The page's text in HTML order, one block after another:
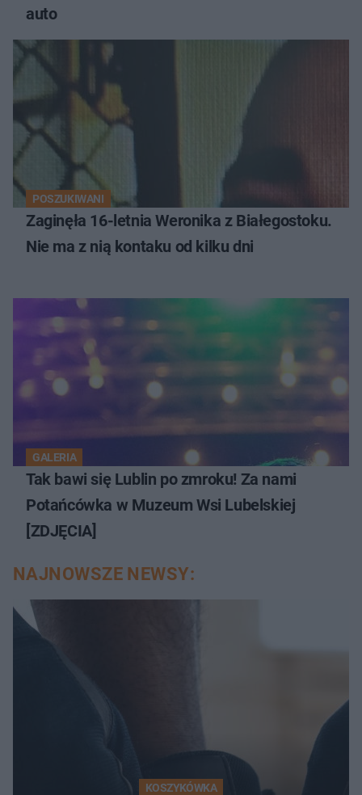
auto
POSZUKIWANI
Zaginęła 16-letnia Weronika z Białegostoku.
Nie ma z nią kontaku od kilku dni
GALERIA
Tak bawi się Lublin po zmroku! Za nami
Potańcówka w Muzeum Wsi Lubelskiej
[ZDJĘCIA]
NAJNOWSZE NEWSY:
KOSZYKÓWKA